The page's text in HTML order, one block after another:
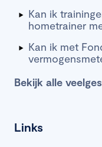
Links
Kan ik
hometrainer
Kan ik met
Bekijk alle